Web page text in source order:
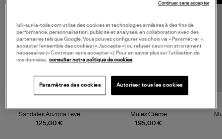
125,00 €
Sandales Arizona Leve
Sandcastle
195,00 €
Mules Crème
lulli-sur-la-toile.com utilise des cookies et technologies similaires à des fins de
performance, personnalisation, publicité et analyses, en collaboration avec des
partenaires tels que Google. Vous pouvez configurer vos choix via « Paramétrer »,
accepter l’ensemble des cookies (« J’accepte ») ou refuser ceux non strictement
nécessaires (« Continuer sans accepter »). Pour en savoir plus sur l’utilisation de
vos données, consulter notre politique de cookies
Paramètres des cookies Autoriser tous les cookies
Continuer sans accepter